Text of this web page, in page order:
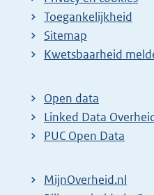
Toegankelijkheid
Sitemap
E
t
e
r
l
Kwetsbaarheid
Open data
Linked Data
PUC Open Data
MijnOverheid.nl